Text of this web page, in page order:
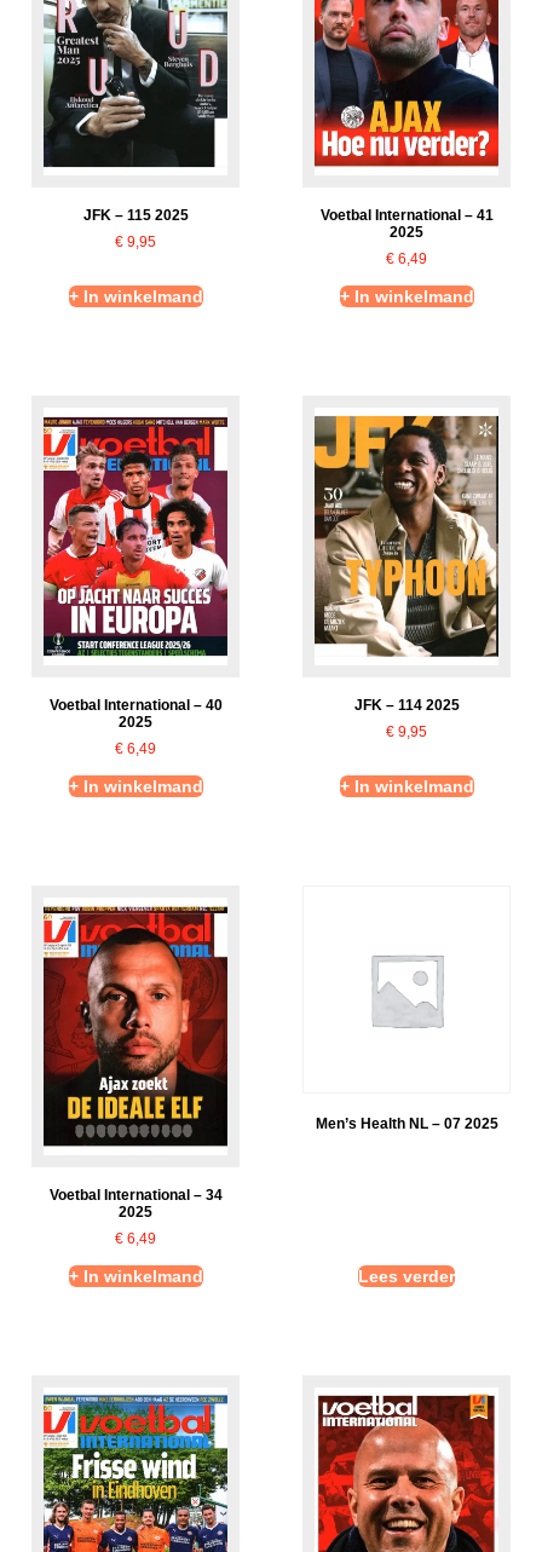
JFK – 115 2025
€ 9,95
+ In winkelmand
Voetbal International – 41
2025
€ 6,49
+ In winkelmand
Voetbal International – 40
2025
€ 6,49
+ In winkelmand
JFK – 114 2025
€ 9,95
+ In winkelmand
Voetbal International – 34
2025
€ 6,49
+ In winkelmand
Men’s Health NL – 07 2025
Lees verder